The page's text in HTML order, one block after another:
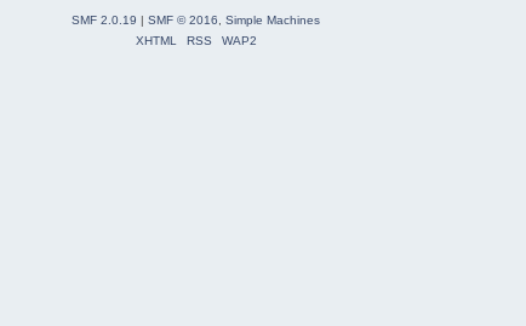
SMF 2.0.19 | SMF © 2016, Simple Machines
XHTML
RSS WAP2